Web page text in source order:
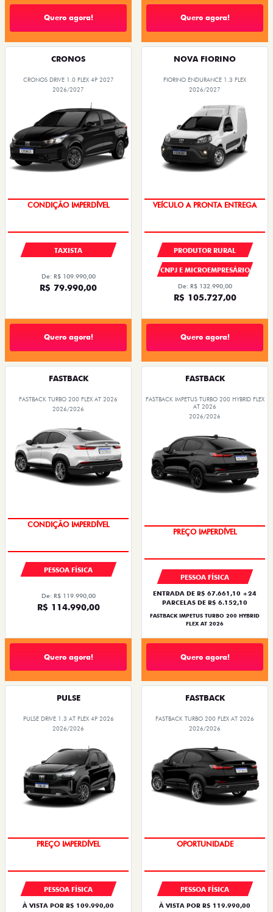
Quero agora! Quero agora!
CRONOS
CRONOS DRIVE 1.0 FLEX 4P 2027
2026/2027
CONDIÇÃO IMPERDÍVEL
TAXISTA
De: R$ 109.990,00
R$ 79.990,00
Quero agora!
NOVA FIORINO
FIORINO ENDURANCE 1.3 FLEX
2026/2027
VEÍCULO A PRONTA ENTREGA
PRODUTOR RURAL
CNPJ E MICROEMPRESÁRIO
De: R$ 132.990,00
R$ 105.727,00
Quero agora!
FASTBACK
FASTBACK TURBO 200 FLEX AT 2026
2026/2026
CONDIÇÃO IMPERDÍVEL
PESSOA FÍSICA
De: R$ 119.990,00
R$ 114.990,00
Quero agora!
FASTBACK
FASTBACK IMPETUS TURBO 200 HYBRID FLEX
AT 2026
2026/2026
OPORTUNIDADE
PESSOA FÍSICA
ENTRADA DE R$ 67.661,10 +24
PARCELAS DE R$ 6.152,10
FASTBACK IMPETUS TURBO 200 HYBRID
FLEX AT 2026
Quero agora!
PULSE
PULSE DRIVE 1.3 AT FLEX 4P 2026
2026/2026
O SUV AUTOMÁTICO MAIS
PESSOA FÍSICA
À VISTA POR R$ 109.990,00
FASTBACK
FASTBACK TURBO 200 FLEX AT 2026
2026/2026
OPORTUNIDADE
PESSOA FÍSICA
À VISTA POR R$ 119.990,00